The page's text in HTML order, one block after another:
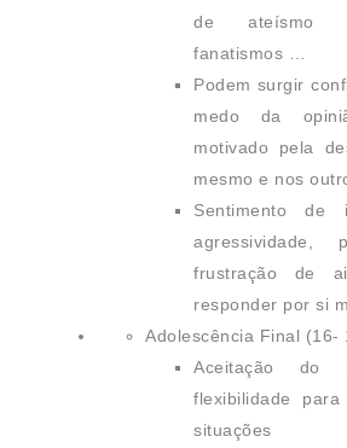
de ateísmo
fanatismos …
Podem surgir
medo da
motivado pela
mesmo e nos
Sentimento de
agressividade,
frustração de
responder por si
Adolescência Final (16-
Aceitação do
flexibilidade
situações